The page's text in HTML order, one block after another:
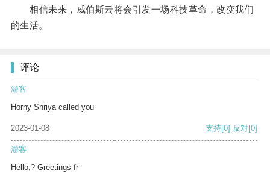
相信未来，威伯斯云将会引发一场科技革命，改变我们
的生活。
评论
游客
Horny Shriya called you
2023-01-08 支持[0] 反对[0]
游客
Hello,? Greetings fr